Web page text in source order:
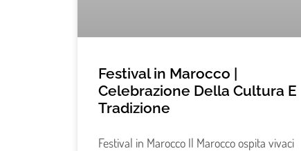
Festival in Marocco |
Celebrazione Della Cultura E
Tradizione
Festival in Marocco Il Marocco ospita vivaci